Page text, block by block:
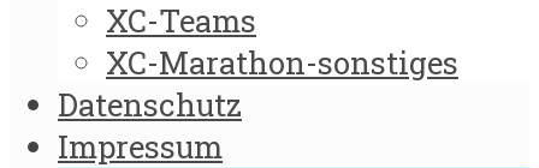
XC-Teams
XC-Marathon-sonstiges
Datenschutz
Impressum